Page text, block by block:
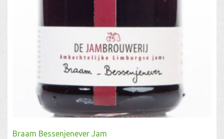
Braam Bessenjenever Jam